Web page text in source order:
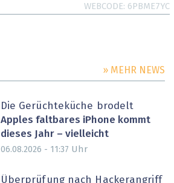
WEBCODE 6PBME7YC
» MEHR NEWS
Die Gerüchteküche brodelt
Apples faltbares iPhone kommt
dieses Jahr – vielleicht
06.08.2026 - 11:37 Uhr
Überprüfung nach Hackerangriff